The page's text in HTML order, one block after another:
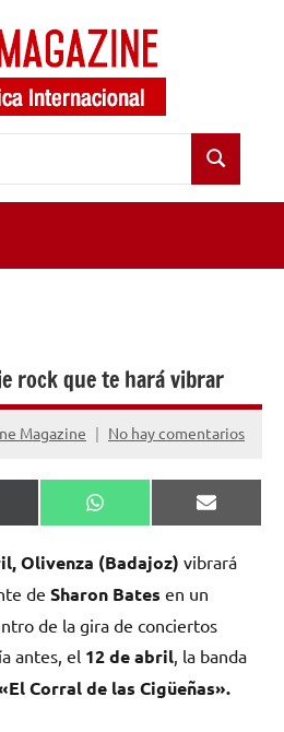
Buscar
rock que te hará vibrar
Magazine No hay comentarios
Compartir
en
WhatsApp
en
Email
Olivenza (Badajoz) vibrará
de Sharon Bates en un
de la gira de conciertos
antes, el 12 de abril , la banda
Corral de las Cigüeñas».